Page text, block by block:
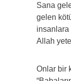
Sana
gelen
insanlara
Allah
Onlar bir